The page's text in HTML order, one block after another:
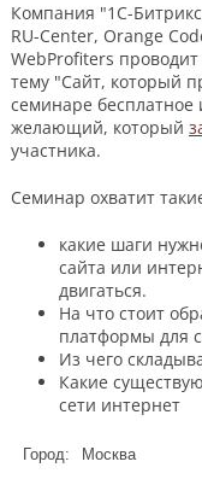
Компания "1С-
RU-Center, Orange
WebProfiters
тему "Сайт, который
семинаре бесплатное
желающий, который
участника.
Семинар охватит
какие шаги
сайта или
двигаться.
На что стоит
платформы для
Из чего
Какие
сети интернет
Город: Москва